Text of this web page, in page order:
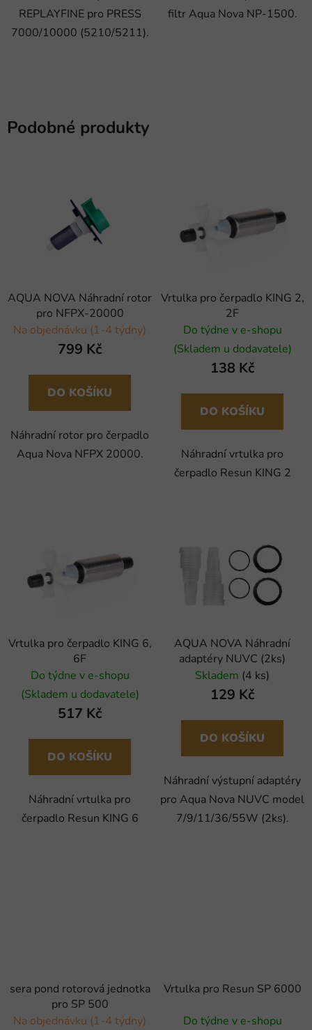
REPLAYFINE pro PRESS
7000/10000 (5210/5211).
filtr Aqua Nova NP-1500.
Podobné produkty
AQUA NOVA Náhradní rotor
pro NFPX-20000
Na objednávku (1-4 týdny)
799 Kč
DO KOŠÍKU
Náhradní rotor pro čerpadlo
Aqua Nova NFPX 20000.
Vrtulka pro čerpadlo KING 2,
2F
Do týdne v e-shopu
(Skladem u dodavatele)
138 Kč
DO KOŠÍKU
Náhradní vrtulka pro
čerpadlo Resun KING 2
Vrtulka pro čerpadlo KING 6,
6F
Do týdne v e-shopu
(Skladem u dodavatele)
517 Kč
DO KOŠÍKU
Náhradní vrtulka pro
čerpadlo Resun KING 6
AQUA NOVA Náhradní
adaptéry NUVC (2ks)
Skladem (4 ks)
129 Kč
DO KOŠÍKU
Náhradní výstupní adaptéry
pro Aqua Nova NUVC model
7/9/11/36/55W (2ks).
sera pond rotorová jednotka
pro SP 500
Na objednávku (1-4 týdny)
Vrtulka pro Resun SP 6000
Do týdne v e-shopu